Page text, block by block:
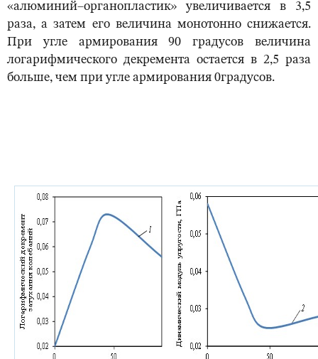
«алюминий–органопластик» увеличивается в 3,5
раза, а затем его величина монотонно снижается.
При угле армирования 90 градусов величина
логарифмического декремента остается в 2,5 раза
больше, чем при угле армирования 0градусов.